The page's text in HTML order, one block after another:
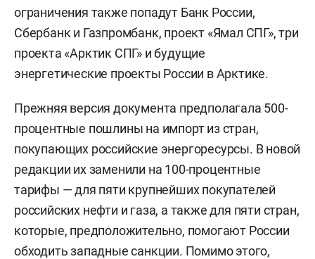
ограничения также попадут Банк России,
Сбербанк и Газпромбанк, проект «Ямал СПГ», три
проекта «Арктик СПГ» и будущие
энергетические проекты России в Арктике.
Прежняя версия документа предполагала 500-
процентные пошлины на импорт из стран,
покупающих российские энергоресурсы. В новой
редакции их заменили на 100-процентные
тарифы — для пяти крупнейших покупателей
российских нефти и газа, а также для пяти стран,
которые, предположительно, помогают России
обходить западные санкции. Помимо этого,